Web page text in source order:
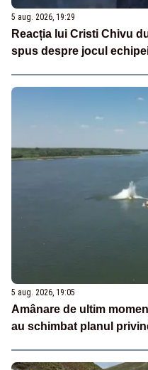
5 aug. 2026, 19:29
Reacția lui Cristi Chivu
spus despre jocul
5 aug. 2026, 19:05
Amânare de ultim
au schimbat planul